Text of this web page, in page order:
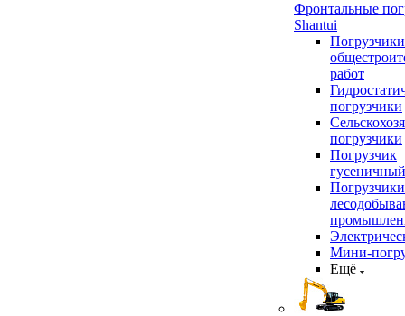
Фронтальные
Shantui
работ
погрузчики
погрузчики
Погрузчик
гусеничный
Мини-
Ещё